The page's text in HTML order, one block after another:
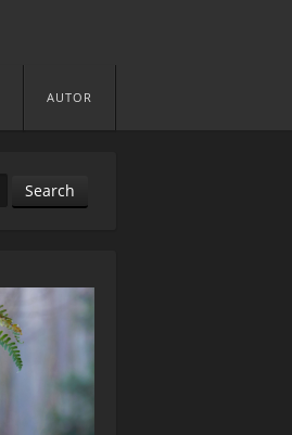
AUTOR